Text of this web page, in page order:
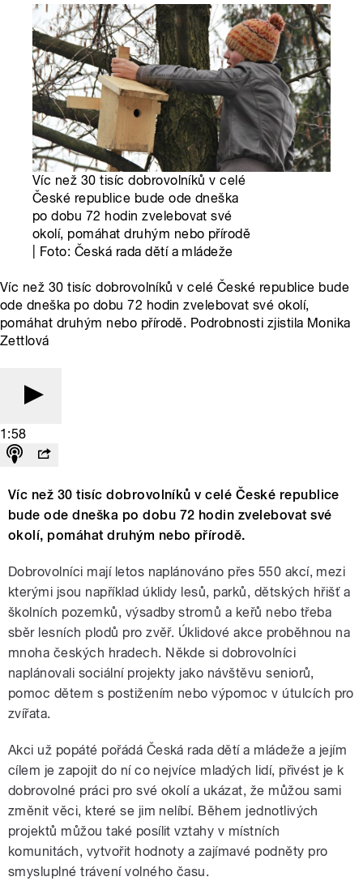
Víc než 30 tisíc dobrovolníků v celé
České republice bude ode dneška
po dobu 72 hodin zvelebovat své
okolí, pomáhat druhým nebo přírodě
| Foto: Česká rada dětí a mládeže
Víc než 30 tisíc dobrovolníků v celé České republice bude
ode dneška po dobu 72 hodin zvelebovat své okolí,
pomáhat druhým nebo přírodě. Podrobnosti zjistila Monika
Zettlová
1:58
Víc než 30 tisíc dobrovolníků v celé České republice
bude ode dneška po dobu 72 hodin zvelebovat své
okolí, pomáhat druhým nebo přírodě.
Dobrovolníci mají letos naplánováno přes 550 akcí, mezi
kterými jsou například úklidy lesů, parků, dětských hřišť a
školních pozemků, výsadby stromů a keřů nebo třeba
sběr lesních plodů pro zvěř. Úklidové akce proběhnou na
mnoha českých hradech. Někde si dobrovolníci
naplánovali sociální projekty jako návštěvu seniorů,
pomoc dětem s postižením nebo výpomoc v útulcích pro
zvířata.
Akci už popáté pořádá Česká rada dětí a mládeže a jejím
cílem je zapojit do ní co nejvíce mladých lidí, přivést je k
dobrovolné práci pro své okolí a ukázat, že můžou sami
změnit věci, které se jim nelíbí. Během jednotlivých
projektů můžou také posílit vztahy v místních
komunitách, vytvořit hodnoty a zajímavé podněty pro
smysluplné trávení volného času.